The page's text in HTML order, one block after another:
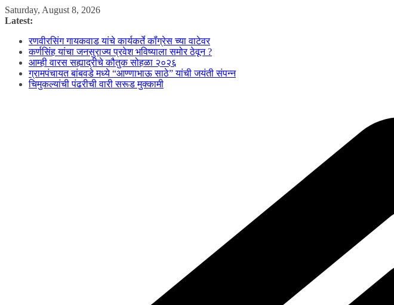
Skip
to
Saturday, August 8, 2026
Latest:
रणवीरसिंग गायकवाड यांचे कार्यकर्ते कॉंग्रेस च्या वाटेवर
कर्णसिंह यांचा जनसुराज्य प्रवेश भविष्याला समोर ठेवून ?
आम्ही वारस सह्याद्रीचे कौतुक सोहळा २०२६
ग्रामपंचायत बांबवडे मध्ये “आण्णाभाऊ साठे” यांची जयंती संपन्न
चिमुकल्यांची पंढरीची वारी सरूड मुक्कामी